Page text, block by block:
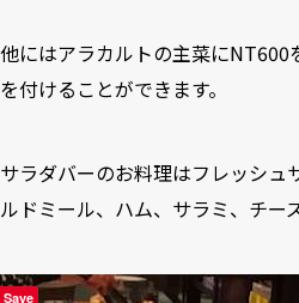
他にはアラカルトの主菜にNT600
を付けることができます。
サラダバーのお料理はフレッシュ
ルドミール、ハム、サラミ、チー
Save